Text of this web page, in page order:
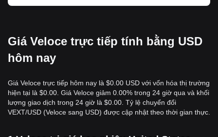
Giá Veloce trực tiếp tính bằng USD
hôm nay
Giá Veloce trực tiếp hôm nay là $0.00 USD với vốn hóa thị trường
hiện tại là $0.00. Giá Veloce giảm 0.00% trong 24 giờ qua và khối
lượng giao dịch trong 24 giờ là $0.00. Tỷ lệ chuyển đổi
VEXT/USD (Veloce sang USD) được cập nhật theo thời gian thực.